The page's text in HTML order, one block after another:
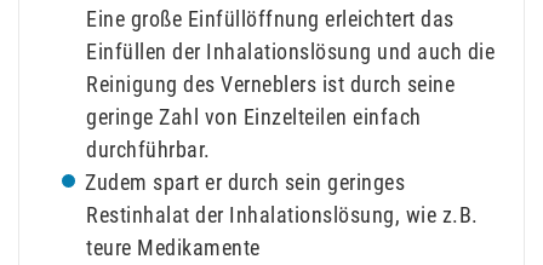
Eine große Einfüllöffnung erleichtert das
Einfüllen der Inhalationslösung und auch die
Reinigung des Verneblers ist durch seine
geringe Zahl von Einzelteilen einfach
durchführbar.
Zudem spart er durch sein geringes
Restinhalat der Inhalationslösung, wie z.B.
teure Medikamente